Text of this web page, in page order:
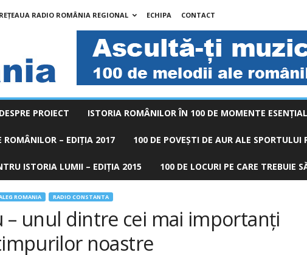
REȚEAUA RADIO ROMÂNIA REGIONAL ECHIPA
CONTACT
DESPRE PROIECT ISTORIA ROMÂNILOR ÎN 100 DE MOMENTE
ROMÂNILOR – EDIȚIA 2017 100 DE POVEŞTI DE AUR ALE SPORTULUI
ISTORIA LUMII – EDIȚIA 2015 100 DE LOCURI PE CARE TREBUIE
ROMANIA RADIO CONSTANTA
– unul dintre cei mai importanți
noastre